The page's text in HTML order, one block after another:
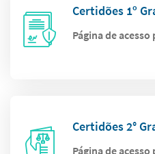
Certidões 1º
Página de acesso
Certidões 2°
Página de acesso